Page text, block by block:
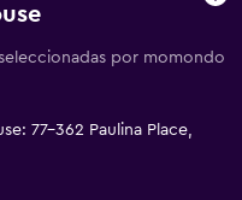
por momondo
77-362 Paulina Place,